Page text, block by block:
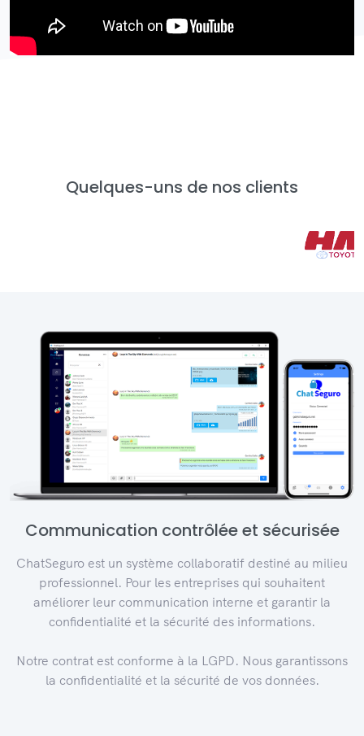
Quelques-uns de nos clients
Communication contrôlée et sécurisée
ChatSeguro est un système collaboratif destiné au milieu
professionnel. Pour les entreprises qui souhaitent
améliorer leur communication interne et garantir la
confidentialité et la sécurité des informations.
Notre contrat est conforme à la LGPD. Nous garantissons
la confidentialité et la sécurité de vos données.